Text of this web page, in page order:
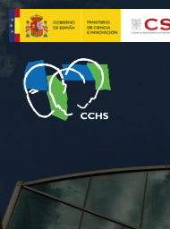
Pasar
al
contenido
principal